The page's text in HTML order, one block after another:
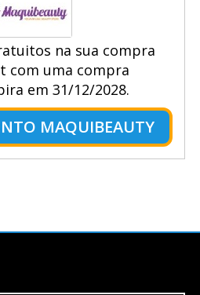
na sua compra
com uma compra
em 31/12/2028.
MAQUIBEAUTY